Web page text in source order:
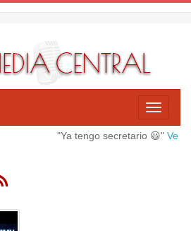
Toggle
"Ya tengo secretario 😃" Ver